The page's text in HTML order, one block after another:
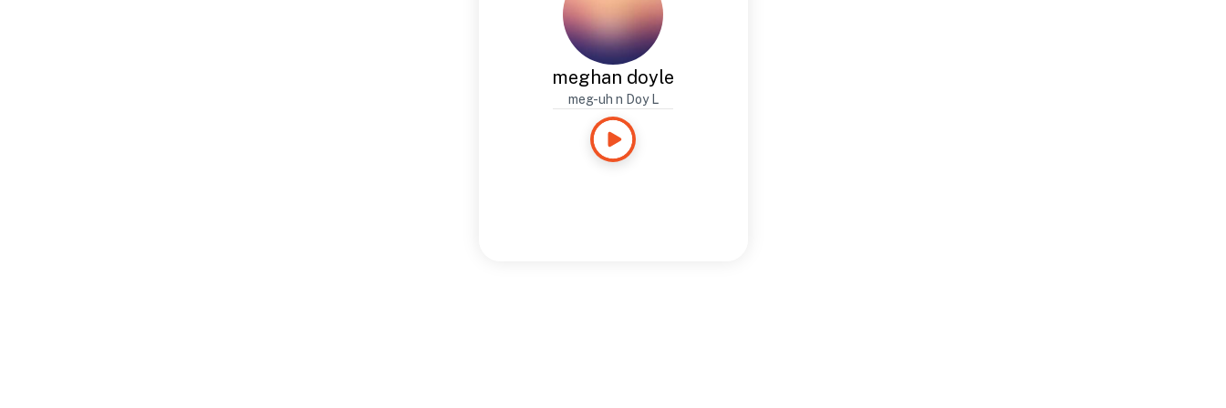
meghan doyle
meg-uh n Doy L